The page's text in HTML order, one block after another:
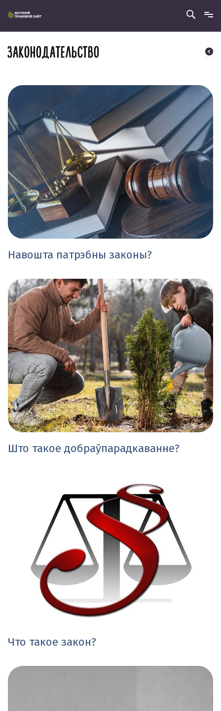
ЗАКОНОДАТЕЛЬСТВО
Навошта патрэбны законы?
Што такое добраўпарадкаванне?
Что такое закон?